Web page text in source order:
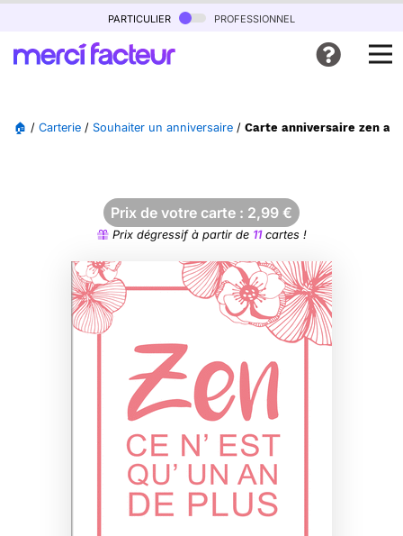
particulier professionnel
🏠 / Carterie / Souhaiter un anniversaire / Carte anniversaire zen
Prix de votre carte : 2,99 €
Prix dégressif à partir de 11cartes !